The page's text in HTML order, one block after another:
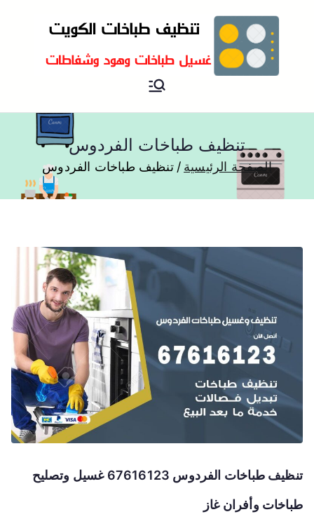
تنظيف طباخات الفردوس
الصفحة الرئيسية تنظيف طباخات الفردوس
تنظيف طباخات الفردوس 67616123 غسيل وتصليح
طباخات وأفران غاز